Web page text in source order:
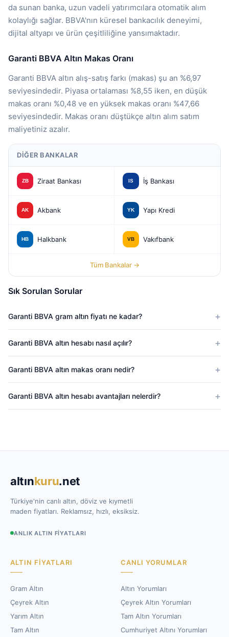
da sunan banka, uzun vadeli yatırımcılara otomatik alım
kolaylığı sağlar. BBVA'nın küresel bankacılık deneyimi,
dijital altyapı ve ürün çeşitliliğine yansımaktadır.
Garanti BBVA Altın Makas Oranı
Garanti BBVA altın alış-satış farkı (makas) şu an %6,97
seviyesindedir. Piyasa ortalaması %8,55 iken, en düşük
makas oranı %0,48 ve en yüksek makas oranı %47,66
seviyesindedir. Makas oranı düştükçe altın alım satım
maliyetiniz azalır.
DIĞER BANKALAR
Ziraat Bankası İş Bankası
Akbank Yapı Kredi
Halkbank Vakıfbank
Tüm Bankalar →
Sık Sorulan Sorular
Garanti BBVA gram altın fiyatı ne kadar?
Garanti BBVA altın hesabı nasıl açılır?
Garanti BBVA altın makas oranı nedir?
Garanti BBVA altın hesabı avantajları nelerdir?
altınkuru.net
Türkiye'nin canlı altın, döviz ve kıymetli
maden fiyatları. Reklamsız, hızlı, eksiksiz.
ANLIK ALTIN FIYATLARI
ALTIN FIYATLARI
Gram Altın
Çeyrek Altın
Yarım Altın
Tam Altın
CANLI YORUMLAR
Altın Yorumları
Çeyrek Altın Yorumları
Tam Altın Yorumları
Cumhuriyet Altını Yorumları